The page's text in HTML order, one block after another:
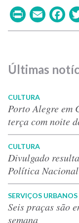
Print
Últimas
CULTURA
Porto Alegre em
terça com noite
CULTURA
Divulgado
Política
SERVIÇOS URBANOS
Seis praças são
semana